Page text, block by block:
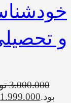
و
3.000.000
بود.1.999.000